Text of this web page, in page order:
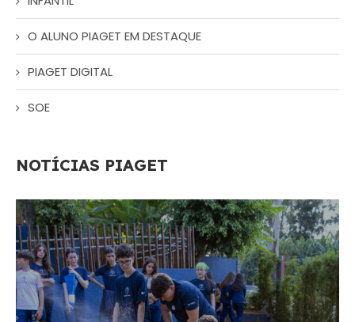
O ALUNO PIAGET EM DESTAQUE
PIAGET DIGITAL
SOE
NOTÍCIAS PIAGET